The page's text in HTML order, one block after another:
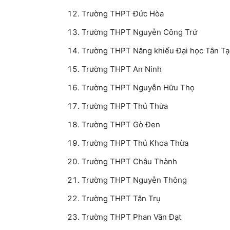
Trường THPT Đức Hòa
Trường THPT Nguyễn Công Trứ
Trường THPT Năng khiếu Đại học Tân
Trường THPT An Ninh
Trường THPT Nguyễn Hữu Thọ
Trường THPT Thủ Thừa
Trường THPT Gò Đen
Trường THPT Thủ Khoa Thừa
Trường THPT Châu Thành
Trường THPT Nguyễn Thông
Trường THPT Tân Trụ
Trường THPT Phan Văn Đạt